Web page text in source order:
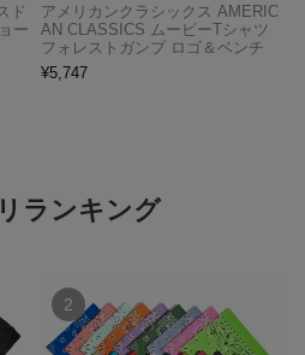
ド
ー
アメリカンクラシックス AMERIC
AN CLASSICS ムービーTシャツ
フォレストガンプ ロゴ＆ベンチ
¥5,747
ランキング